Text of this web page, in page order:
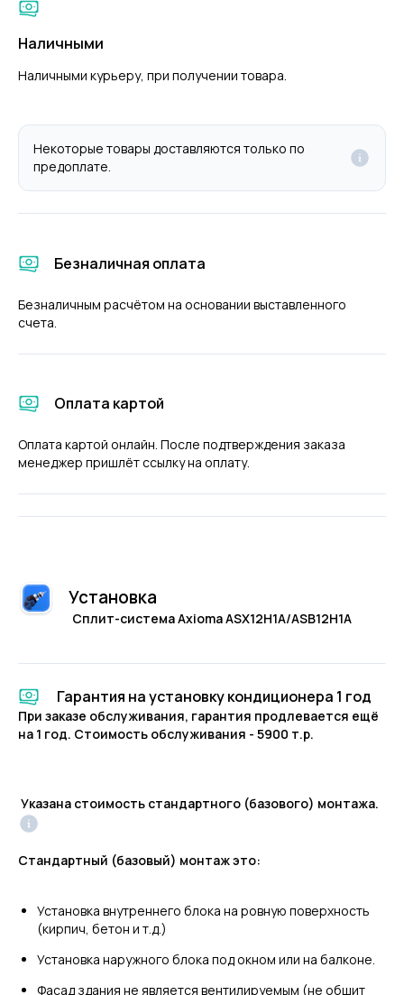
Наличными
Наличными курьеру, при получении товара.
Некоторые товары доставляются только по
предоплате.
Безналичная оплата
Безналичным расчётом на основании выставленного
счета.
Оплата картой
Оплата картой онлайн. После подтверждения заказа
менеджер пришлёт ссылку на оплату.
Установка
Сплит-система Axioma ASX12H1A/ASB12H1A
Гарантия на установку кондиционера 1 год
При заказе обслуживания, гарантия продлевается ещё
на 1 год. Стоимость обслуживания - 5900 т.р.
Указана стоимость стандартного (базового) монтажа.
Стандартный (базовый) монтаж это:
Установка внутреннего блока на ровную поверхность
(кирпич, бетон и т.д.)
Установка наружного блока под окном или на балконе.
Фасад здания не является вентилируемым (не обшит